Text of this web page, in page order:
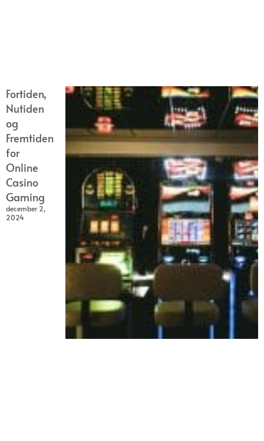
Fortiden,
Nutiden
og
Fremtiden
for
Online
Casino
Gaming
december 2,
2024